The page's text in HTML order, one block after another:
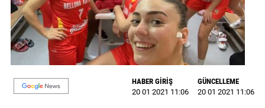
GALERİ
VİDEO
YAZARLAR
BİZE
HABER GİRİŞ
20 01 2021 11:06
GÜNCELLEME
20 01 2021 11:06